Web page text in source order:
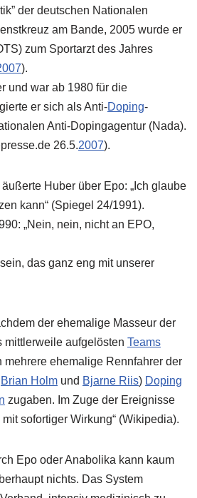
der deutschen Nationalen
am Bande, 2005 wurde er
zum Sportarzt des Jahres
).
und war ab 1980 für die
er sich als Anti-Doping-
Anti-Dopingagentur (Nada).
26.5.2007).
Huber über Epo: „Ich glaube
kann“ (Spiegel 24/1991).
„Nein, nein, nicht an EPO,
das ganz eng mit unserer
der ehemalige Masseur der
aufgelösten Teams
mehrere ehemalige Rennfahrer der
Brian Holm und Bjarne Riis) Doping
zugaben. Im Zuge der Ereignisse
sofortiger Wirkung“ (Wikipedia).
Epo oder Anabolika kann kaum
nichts. Das System